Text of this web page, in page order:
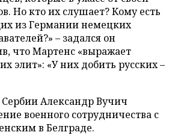
Но кто их слушает? Кому есть
из Германии немецких
– задался он
что Мартенс «выражает
элит»: «У них добить русских –
Александр Вучич
военного сотрудничества с
в Белграде.